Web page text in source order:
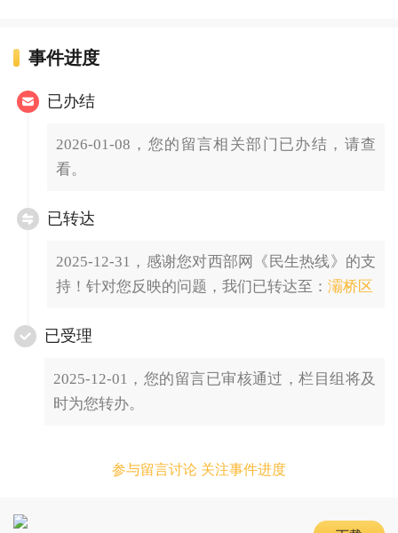
事件进度
已办结
2026-01-08，您的留言相关部门已办结，请查
看。
已转达
2025-12-31，感谢您对西部网《民生热线》的支
持！针对您反映的问题，我们已转达至： 灞桥区
已受理
2025-12-01，您的留言已审核通过，栏目组将及
时为您转办。
参与留言讨论 关注事件进度